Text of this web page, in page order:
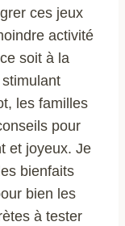
ces jeux
activité
soit à la
les familles
pour
et joyeux. Je
bienfaits
bien les
à tester